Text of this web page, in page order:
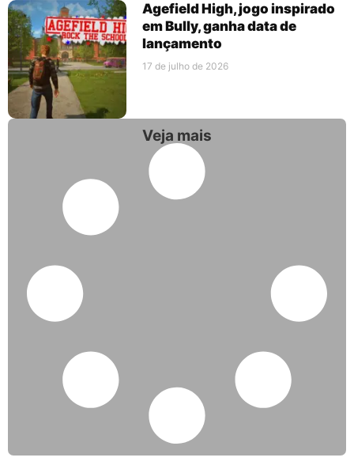
Agefield High, jogo inspirado
em Bully, ganha data de
lançamento
17 de julho de 2026
Veja mais